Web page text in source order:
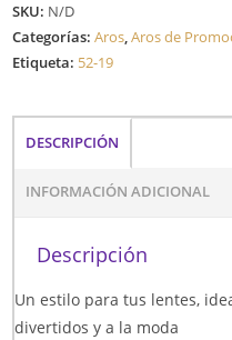
SKU: N/D
Categorías:Aros,Aros de
Etiqueta: 52-19
DESCRIPCIÓN
INFORMACIÓN ADICIONAL
Descripción
Un estilo para tus lentes,
divertidos y a la moda